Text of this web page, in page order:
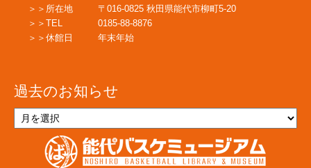
ビ
ー
所在地
〒016-0825 秋田県能代市柳町5-20
TEL
0185-88-8876
休館日
年末年始
過去のお知らせ
去